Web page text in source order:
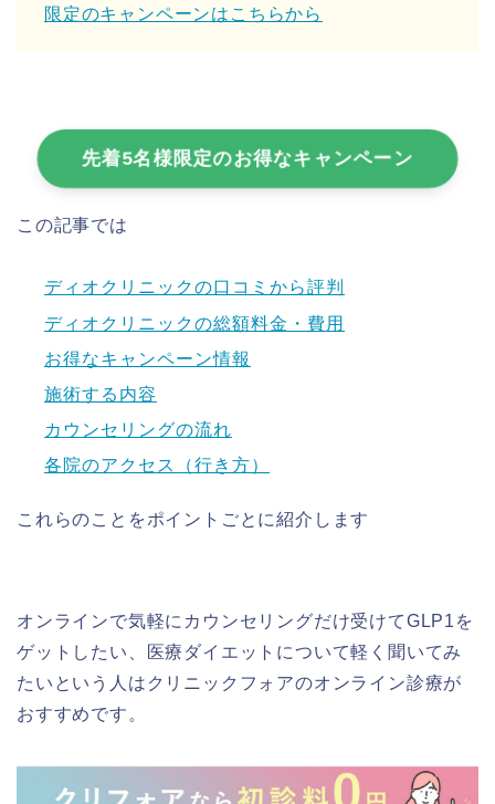
限定のキャンペーンはこちらから
先着5名様限定のお得なキャンペーン
この記事では
ディオクリニックの口コミから評判
ディオクリニックの総額料金・費用
お得なキャンペーン情報
施術する内容
カウンセリングの流れ
各院のアクセス（行き方）
これらのことをポイントごとに紹介します
オンラインで気軽にカウンセリングだけ受けてGLP1を
ゲットしたい、医療ダイエットについて軽く聞いてみ
たいという人はクリニックフォアのオンライン診療が
おすすめです。